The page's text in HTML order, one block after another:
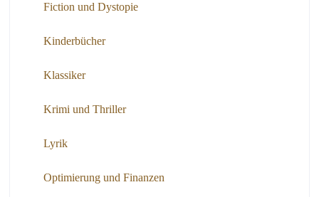
Fiction und Dystopie
Kinderbücher
Klassiker
Krimi und Thriller
Lyrik
Optimierung und Finanzen